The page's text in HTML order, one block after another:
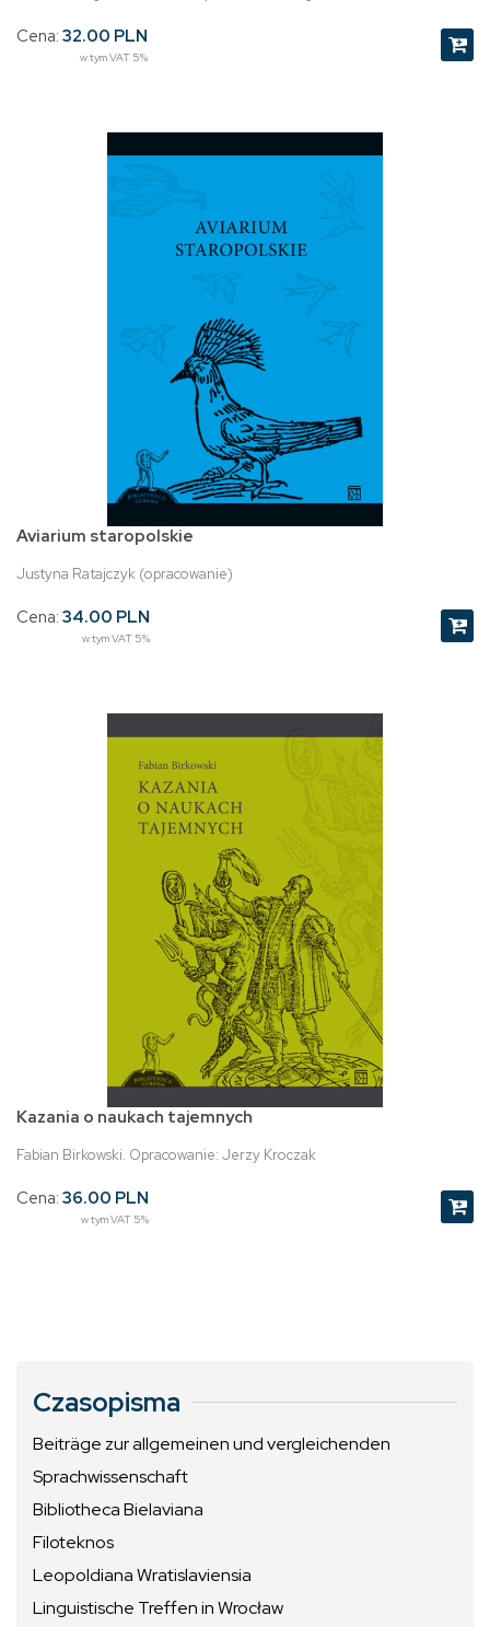
Cena: 32.00 PLN
w tym VAT 5%
Aviarium staropolskie
Justyna Ratajczyk (opracowanie)
Cena: 34.00 PLN
w tym VAT 5%
Kazania o naukach tajemnych
Fabian Birkowski. Opracowanie: Jerzy Kroczak
Cena: 36.00 PLN
w tym VAT 5%
Czasopisma
Beiträge zur allgemeinen und vergleichenden
Sprachwissenschaft
Bibliotheca Bielaviana
Filoteknos
Leopoldiana Wratislaviensia
Linguistische Treffen in Wrocław